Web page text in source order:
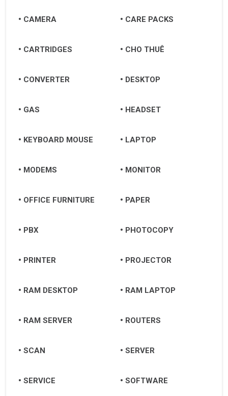
CAMERA CARE PACKS
CARTRIDGES CHO THUÊ
CONVERTER DESKTOP
GAS HEADSET
KEYBOARD MOUSE LAPTOP
MODEMS MONITOR
OFFICE FURNITURE PAPER
PBX PHOTOCOPY
PRINTER PROJECTOR
RAM DESKTOP RAM LAPTOP
RAM SERVER ROUTERS
SCAN SERVER
SERVICE SOFTWARE